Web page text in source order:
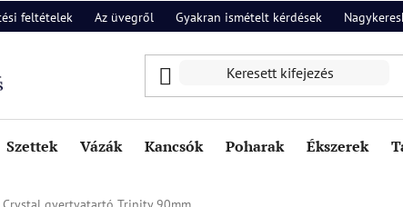
feltételek Az üvegről Gyakran ismételt kérdések
Szettek Vázák Kancsók Poharak Ékszerek